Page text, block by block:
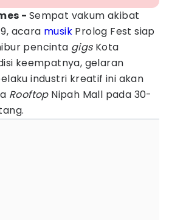
- Sempat vakum akibat
acara musik Prolog Fest siap
pencinta gigsKota
keempatnya, gelaran
industri kreatif ini akan
RooftopNipah Mall pada 30-